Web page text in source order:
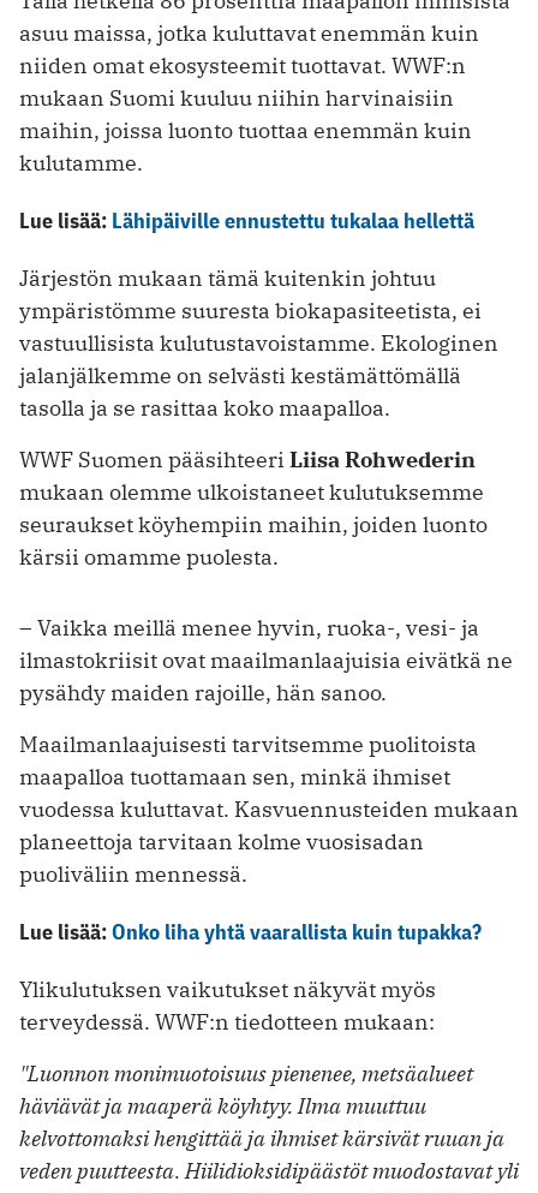
asuu maissa, jotka kuluttavat enemmän kuin
niiden omat ekosysteemit tuottavat. WWF:n
mukaan Suomi kuuluu niihin harvinaisiin
maihin, joissa luonto tuottaa enemmän kuin
kulutamme.
Lue lisää: Lähipäiville ennustettu tukalaa hellettä
Järjestön mukaan tämä kuitenkin johtuu
ympäristömme suuresta biokapasiteetista, ei
vastuullisista kulutustavoistamme. Ekologinen
jalanjälkemme on selvästi kestämättömällä
tasolla ja se rasittaa koko maapalloa.
WWF Suomen pääsihteeri Liisa Rohwederin
mukaan olemme ulkoistaneet kulutuksemme
seuraukset köyhempiin maihin, joiden luonto
kärsii omamme puolesta.
– Vaikka meillä menee hyvin, ruoka-, vesi- ja
ilmastokriisit ovat maailmanlaajuisia eivätkä ne
pysähdy maiden rajoille, hän sanoo.
Maailmanlaajuisesti tarvitsemme puolitoista
maapalloa tuottamaan sen, minkä ihmiset
vuodessa kuluttavat. Kasvuennusteiden mukaan
planeettoja tarvitaan kolme vuosisadan
puoliväliin mennessä.
Lue lisää:Onko liha yhtä vaarallista kuin tupakka?
Ylikulutuksen vaikutukset näkyvät myös
terveydessä. WWF:n tiedotteen mukaan:
"Luonnon monimuotoisuus pienenee, metsäalueet
häviävät ja maaperä köyhtyy. Ilma muuttuu
kelvottomaksi hengittää ja ihmiset kärsivät ruuan ja
veden puutteesta. Hiilidioksidipäästöt muodostavat yli